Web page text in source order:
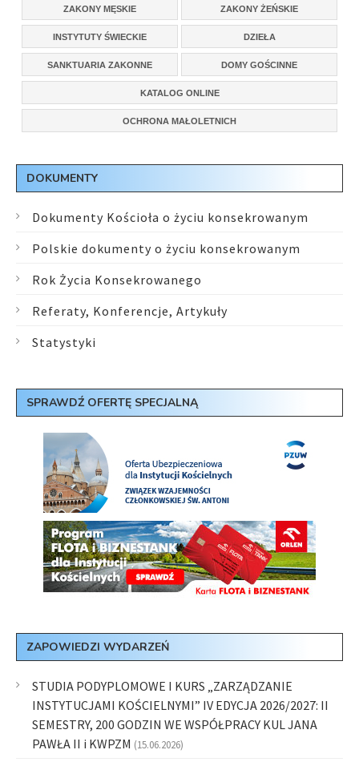
ZAKONY MĘSKIE ZAKONY ŻEŃSKIE
INSTYTUTY ŚWIECKIE DZIEŁA
SANKTUARIA ZAKONNE DOMY GOŚCINNE
KATALOG ONLINE
OCHRONA MAŁOLETNICH
DOKUMENTY
Dokumenty Kościoła o życiu konsekrowanym
Polskie dokumenty o życiu konsekrowanym
Rok Życia Konsekrowanego
Referaty, Konferencje, Artykuły
Statystyki
SPRAWDŹ OFERTĘ SPECJALNĄ
ZAPOWIEDZI WYDARZEŃ
STUDIA PODYPLOMOWE I KURS „ZARZĄDZANIE
INSTYTUCJAMI KOŚCIELNYMI” IV EDYCJA 2026/2027: II
SEMESTRY, 200 GODZIN WE WSPÓŁPRACY KUL JANA
PAWŁA II i KWPZM (15.06.2026)